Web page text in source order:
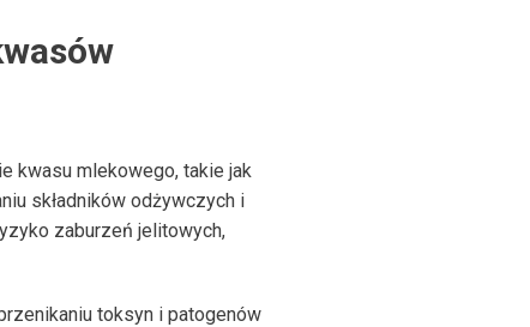
kwasu mlekowego, takie jak
składników odżywczych i
zaburzeń jelitowych,
toksyn i patogenów